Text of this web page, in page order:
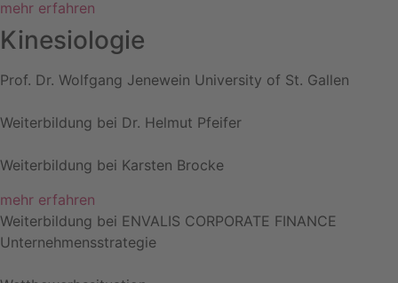
mehr erfahren
Kinesiologie
Prof. Dr. Wolfgang Jenewein University of St. Gallen
Weiterbildung bei Dr. Helmut Pfeifer
Weiterbildung bei Karsten Brocke
mehr erfahren
Weiterbildung bei ENVALIS CORPORATE FINANCE
Unternehmensstrategie